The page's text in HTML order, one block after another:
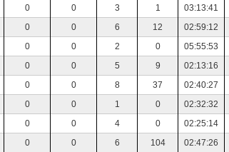
0 0 3 1 03:13:41
0 0 6 12 02:59:12
0 0 2 0 05:55:53
0 0 5 9 02:13:16
0 0 8 37 02:40:27
0 0 1 0 02:32:32
0 0 4 0 02:25:14
0 0 6 104 02:47:26